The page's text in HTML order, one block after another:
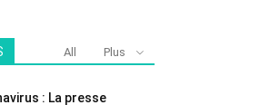
All Plus
: La presse